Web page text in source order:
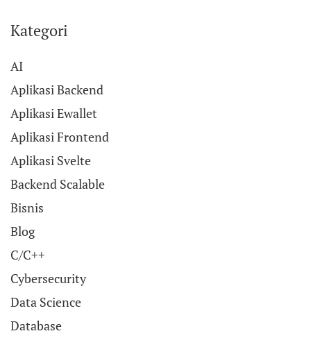
Kategori
AI
Aplikasi Backend
Aplikasi Ewallet
Aplikasi Frontend
Aplikasi Svelte
Backend Scalable
Bisnis
Blog
C/C++
Cybersecurity
Data Science
Database